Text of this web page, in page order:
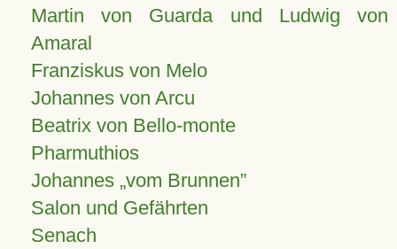
Martin von Guarda und Ludwig von
Amaral
Franziskus von Melo
Johannes von Arcu
Beatrix von Bello-monte
Pharmuthios
Johannes vom Brunnen
Salon und Gefährten
Senach